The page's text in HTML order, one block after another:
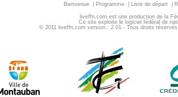
Bienvenue Programme Liste de départ
liveffn.com est une production de la
Ce site exploite le logiciel fédéral de
© 2011 liveffn.com version : 2.01 - Tous droits